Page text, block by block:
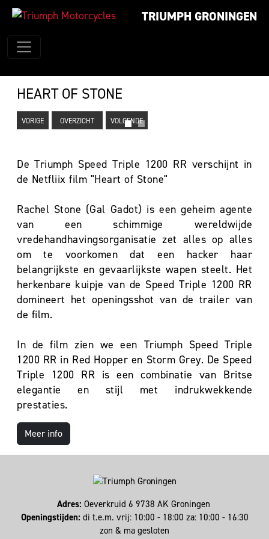
TRIUMPH GRONINGEN
HEART OF STONE
VORIGE OVERZICHT VOLGENDE
De Triumph Speed Triple 1200 RR verschijnt in
de Netfliix film "Heart of Stone"
Rachel Stone (Gal Gadot) is een geheim agente
van een schimmige wereldwijde
vredehandhavingsorganisatie zet alles op alles
om te voorkomen dat een hacker haar
belangrijkste en gevaarlijkste wapen steelt. Het
herkenbare kuipje van de Speed Triple 1200 RR
domineert het openingsshot van de trailer van
de film.
In de film zien we een Triumph Speed Triple
1200 RR in Red Hopper en Storm Grey. De Speed
Triple 1200 RR is een combinatie van Britse
elegantie en stijl met indrukwekkende
prestaties.
Meer info
Adres: Oeverkruid 6 9738 AK Groningen
Openingstijden: di t.e.m. vrij: 10:00 - 18:00 za: 10:00 - 16:30
zon & ma gesloten